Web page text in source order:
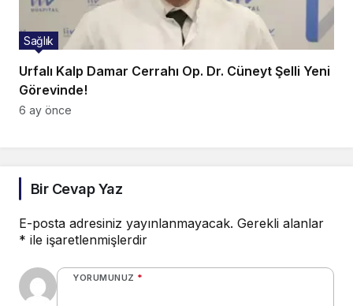
Urfalı Kalp Damar Cerrahı Op. Dr. Cüneyt Şelli Yeni
Görevinde!
Sağlık
6 ay önce
Bir Cevap Yaz
E-posta adresiniz yayınlanmayacak. Gerekli alanlar
* ile işaretlenmişlerdir
YORUMUNUZ *